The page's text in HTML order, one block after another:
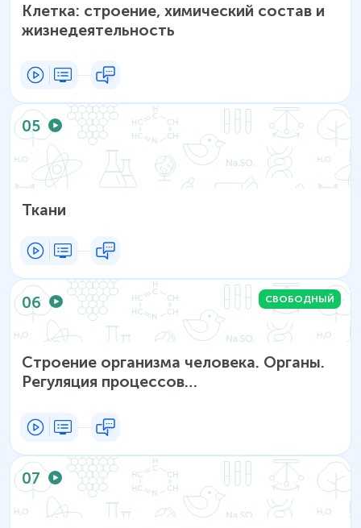
Клетка: строение, химический состав и
жизнедеятельность
05
Ткани
06 СВОБОДНЫЙ
Строение организма человека. Органы.
Регуляция процессов
07